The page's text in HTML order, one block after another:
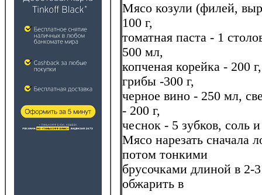
Мясо козули (филей,
100 г,
томатная паста - 1
500 мл,
копченая корейка - 200
грибы -300 г,
черное вино - 250 мл,
- 200 г,
чеснок - 5 зубков, соль
Мясо нарезать сначала
потом тонкими
брусочками длиной в 2-
обжарить в